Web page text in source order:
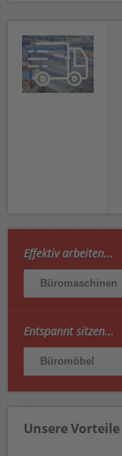
Effektiv arbeiten...
Büromaschinen
Entspannt sitzen...
Büromöbel
Unsere Vorteile